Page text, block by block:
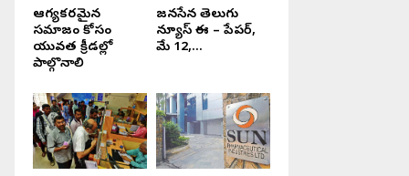
జనసేన తెలుగు న్యూస్ పేపర్,
ఆంధ్రప్రదేశ్, జూలై 16 , 2024
రూ.28 అదనం!
ఆరోగ్యకరమైన
సమాజం కోసం
యువత క్రీడల్లో
పాల్గొనాలి
జనసేన తెలుగు
న్యూస్ ఈ – పేపర్,
మే 12,...